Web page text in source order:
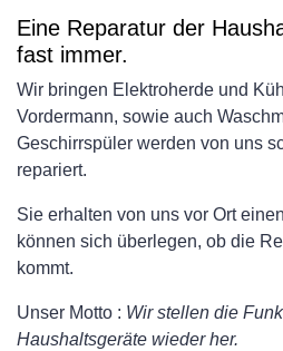
Eine Reparatur der
fast immer.
Wir bringen Elektroherde und
Vordermann, sowie auch
Geschirrspüler werden von uns
repariert.
Sie erhalten von uns vor Ort
können sich überlegen, ob die
kommt.
Unser Motto : Wir stellen die
Haushaltsgeräte wieder her.